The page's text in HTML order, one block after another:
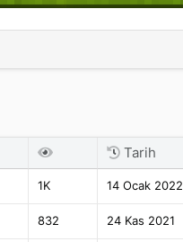
Tarih
1K 14 Ocak 2022
832 24 Kas 2021